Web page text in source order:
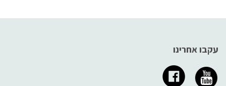
עקבו אחרינו